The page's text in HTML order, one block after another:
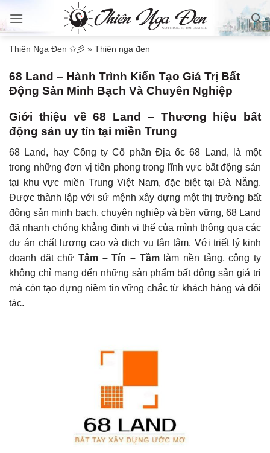
qua
dungThiên Nga Đen ✩彡 » Thiên nga đen
68 Land – Hành Trình Kiến Tạo Giá Trị Bất
Động Sản Minh Bạch Và Chuyên Nghiệp
Giới thiệu về 68 Land – Thương hiệu bất
động sản uy tín tại miền Trung
68 Land, hay Công ty Cổ phần Địa ốc 68 Land, là một
trong những đơn vị tiên phong trong lĩnh vực bất động sản
tại khu vực miền Trung Việt Nam, đặc biệt tại Đà Nẵng.
Được thành lập với sứ mệnh xây dựng một thị trường bất
động sản minh bạch, chuyên nghiệp và bền vững, 68 Land
đã nhanh chóng khẳng định vị thế của mình thông qua các
dự án chất lượng cao và dịch vụ tận tâm. Với triết lý kinh
doanh đặt chữ Tâm – Tín – Tầmlàm nền tảng, công ty
không chỉ mang đến những sản phẩm bất động sản giá trị
mà còn tạo dựng niềm tin vững chắc từ khách hàng và đối
tác.